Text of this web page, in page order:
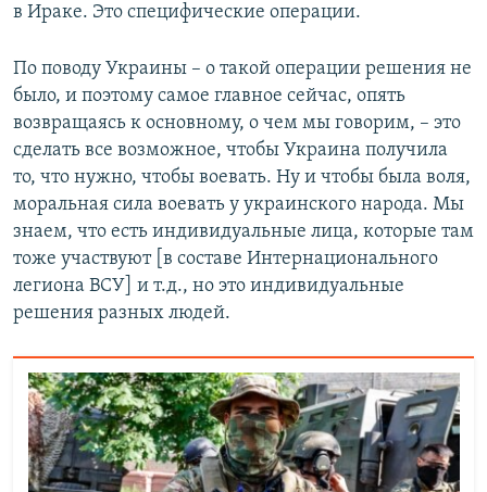
в Ираке. Это специфические операции.
По поводу Украины – о такой операции решения не
было, и поэтому самое главное сейчас, опять
возвращаясь к основному, о чем мы говорим, – это
сделать все возможное, чтобы Украина получила
то, что нужно, чтобы воевать. Ну и чтобы была воля,
моральная сила воевать у украинского народа. Мы
знаем, что есть индивидуальные лица, которые там
тоже участвуют [в составе Интернационального
легиона ВСУ] и т.д., но это индивидуальные
решения разных людей.